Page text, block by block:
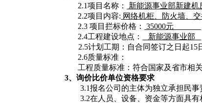
2.1项目名称：
新能源事业部新建机
2.2项目内容: 网络机柜、防火墙、
2.3 项目拦标价格：
35000元
2.4工程建设地点：
新能源事业部
2.5计划工期： 自合同签订之日起15
2.6质量标准：
工程质量标准：符合国家及省市相
3、 询价比价单位资格要求
3.1报名公司的主体为独立承担民
3.2在人员、设备、资金等方面具有